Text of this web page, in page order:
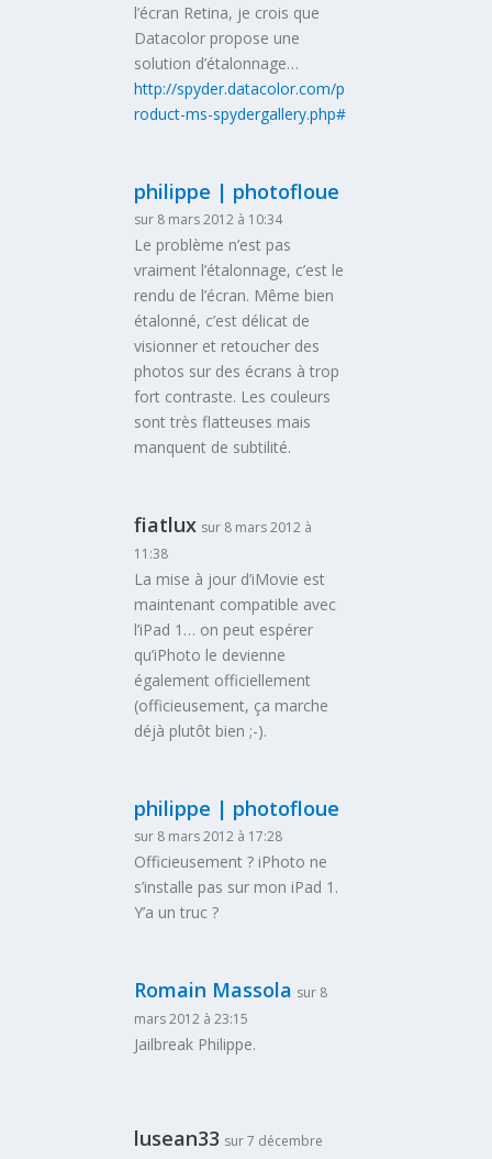
l’écran Retina, je crois que
Datacolor propose une
solution d’étalonnage…
http://spyder.datacolor.com/p
roduct-ms-spydergallery.php#
philippe | photofloue
sur 8 mars 2012 à 10:34
Le problème n’est pas
vraiment l’étalonnage, c’est le
rendu de l’écran. Même bien
étalonné, c’est délicat de
visionner et retoucher des
photos sur des écrans à trop
fort contraste. Les couleurs
sont très flatteuses mais
manquent de subtilité.
fiatlux sur 8 mars 2012 à
11:38
La mise à jour d’iMovie est
maintenant compatible avec
l’iPad 1… on peut espérer
qu’iPhoto le devienne
également officiellement
(officieusement, ça marche
déjà plutôt bien ;-).
philippe | photofloue
sur 8 mars 2012 à 17:28
Officieusement ? iPhoto ne
s’installe pas sur mon iPad 1.
Y’a un truc ?
Romain Massola sur 8
mars 2012 à 23:15
Jailbreak Philippe.
lusean33 sur 7 décembre